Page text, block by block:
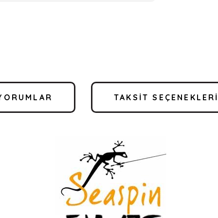
TAKSIT SEÇENEKLERI